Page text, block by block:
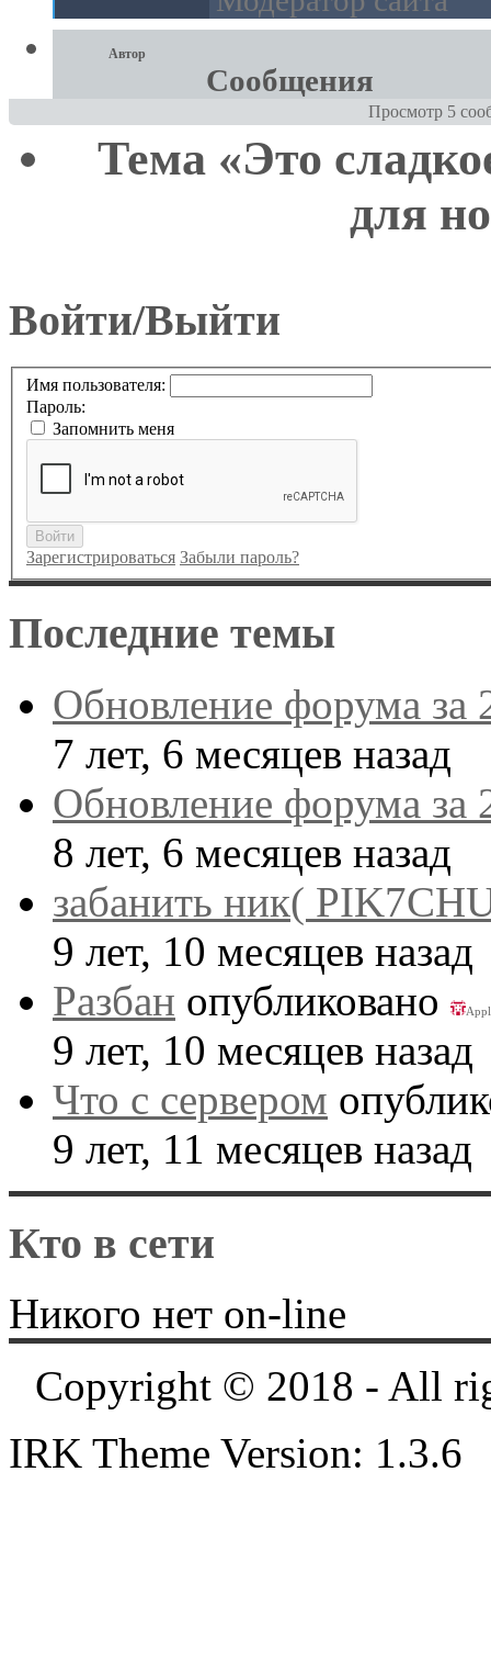
Автор
Сообщения
Просмотр 5
Тема «Это
для
Войти/Выйти
Имя пользователя:
Пароль:
Запомнить меня
Войти
Зарегистрироваться Забыли пароль?
Последние темы
Обновление форума за
7 лет, 6 месяцев назад
Обновление форума за
8 лет, 6 месяцев назад
забанить ник(
9 лет, 10 месяцев назад
Разбан опубликовано
9 лет, 10 месяцев назад
Что с сервером
9 лет, 11 месяцев назад
Кто в сети
Никого нет on-line
Copyright © 2018 - All
IRK Theme Version: 1.3.6